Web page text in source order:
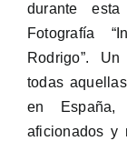
durante
Fotografía
Rodrigo”.
todas
en España,
aficionados y